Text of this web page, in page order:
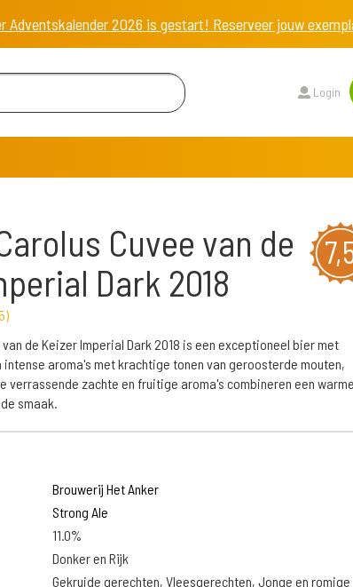
Adventskalender 2026 is gestart! Reserveer jouw
Login
Cuvee van de
Dark 2018
)
van de Keizer Imperial Dark 2018 is een exceptioneel bier met
aroma's met krachtige tonen van geroosterde mouten,
verrassende zachte en fruitige aroma's combineren een warme
smaak.
Brouwerij Het Anker
Strong Ale
11.0%
Donker en Rijk
Gekruide gerechten, Vleesgerechten, Jonge en romige